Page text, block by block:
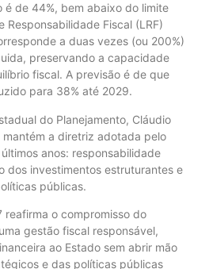
é de 44%, bem abaixo do limite
Responsabilidade Fiscal (LRF)
a duas vezes (ou 200%)
preservando a capacidade
fiscal. A previsão é de que
para 38% até 2029.
do Planejamento, Cláudio
a diretriz adotada pelo
anos: responsabilidade
dos investimentos estruturantes e
públicas.
reafirma o compromisso do
gestão fiscal responsável,
ao Estado sem abrir mão
e das políticas públicas